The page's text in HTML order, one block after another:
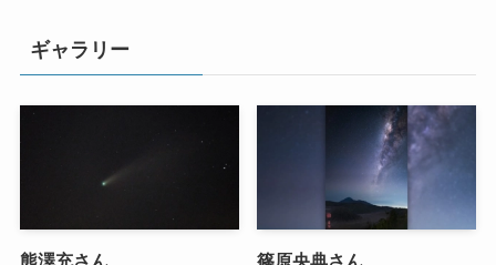
ギャラリー
熊澤充さん 篠原央典さん